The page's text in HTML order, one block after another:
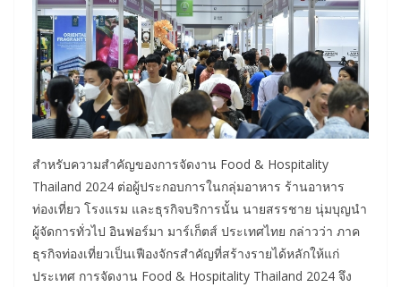
สำหรับความสำคัญของการจัดงาน Food & Hospitality
Thailand 2024 ต่อผู้ประกอบการในกลุ่มอาหาร ร้านอาหาร
ท่องเที่ยว โรงแรม และธุรกิจบริการนั้น นายสรรชาย นุ่มบุญนำ
ผู้จัดการทั่วไป อินฟอร์มา มาร์เก็ตส์ ประเทศไทย กล่าวว่า ภาค
ธุรกิจท่องเที่ยวเป็นเฟืองจักรสำคัญที่สร้างรายได้หลักให้แก่
ประเทศ การจัดงาน Food & Hospitality Thailand 2024 จึง